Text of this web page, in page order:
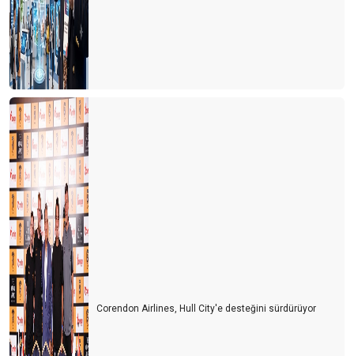
Corendon Airlines, Hull City'e desteğini sürdürüyor